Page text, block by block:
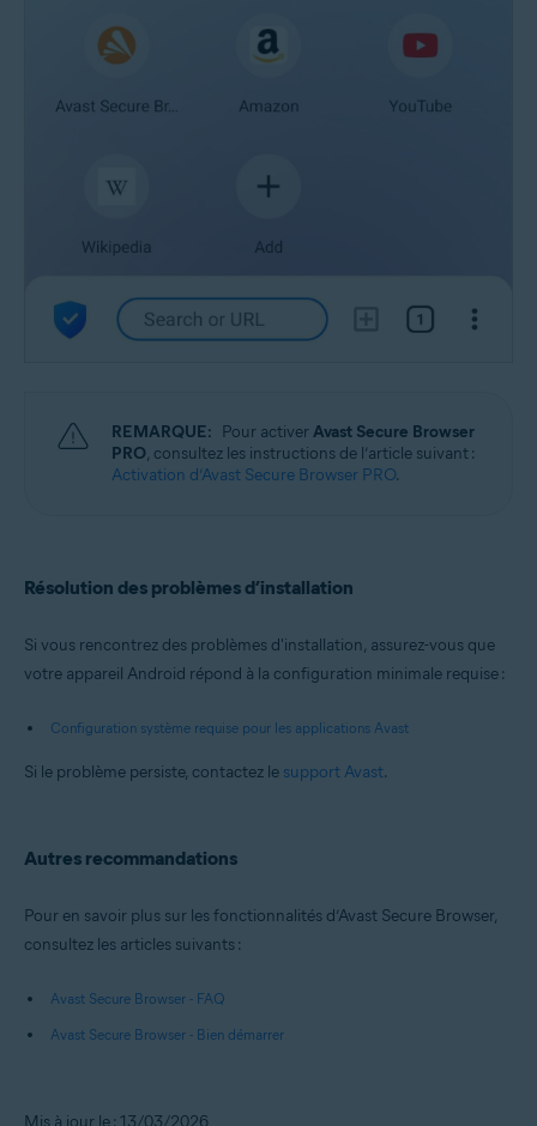
REMARQUE: Pour activerAvast Secure Browser
PRO, consultez les instructions de l’article suivant :
Activation d’Avast Secure Browser PRO.
Résolution des problèmes d’installation
Si vous rencontrez des problèmes d'installation, assurez-vous que
votre appareil Android répond à la configuration minimale requise :
Configuration système requise pour les applications Avast
Si le problème persiste, contactez le support Avast.
Autres recommandations
Pour en savoir plus sur les fonctionnalités d’Avast Secure Browser,
consultez les articles suivants :
Avast Secure Browser - FAQ
Avast Secure Browser - Bien démarrer
Mis à jour le : 13/03/2026